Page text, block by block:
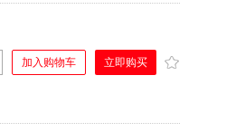
加入购物车 立即购买